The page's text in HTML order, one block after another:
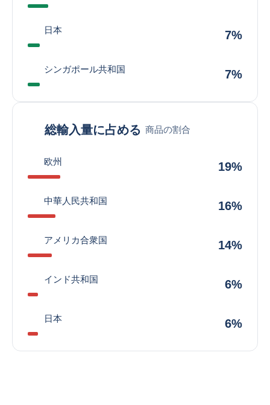
日本 7%
シンガポール共和国 7%
総輸入量に占める 商品の割合
欧州 19%
中華人民共和国 16%
アメリカ合衆国 14%
インド共和国 6%
日本 6%